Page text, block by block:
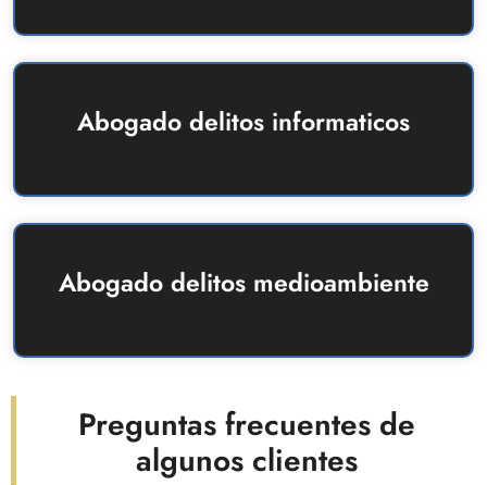
Abogado delitos informaticos
Abogado delitos medioambiente
Preguntas frecuentes de
algunos clientes